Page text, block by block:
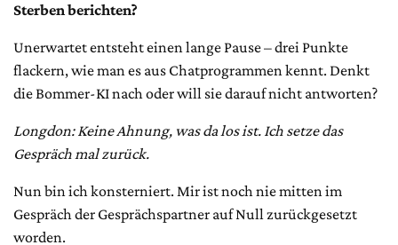
Sterben berichten?
Unerwartet entsteht einen lange Pause – drei Punkte
flackern, wie man es aus Chatprogrammen kennt. Denkt
die Bommer-KI nach oder will sie darauf nicht antworten?
Longdon: Keine Ahnung, was da los ist. Ich setze das
Gespräch mal zurück.
Nun bin ich konsterniert. Mir ist noch nie mitten im
Gespräch der Gesprächspartner auf Null zurückgesetzt
worden.